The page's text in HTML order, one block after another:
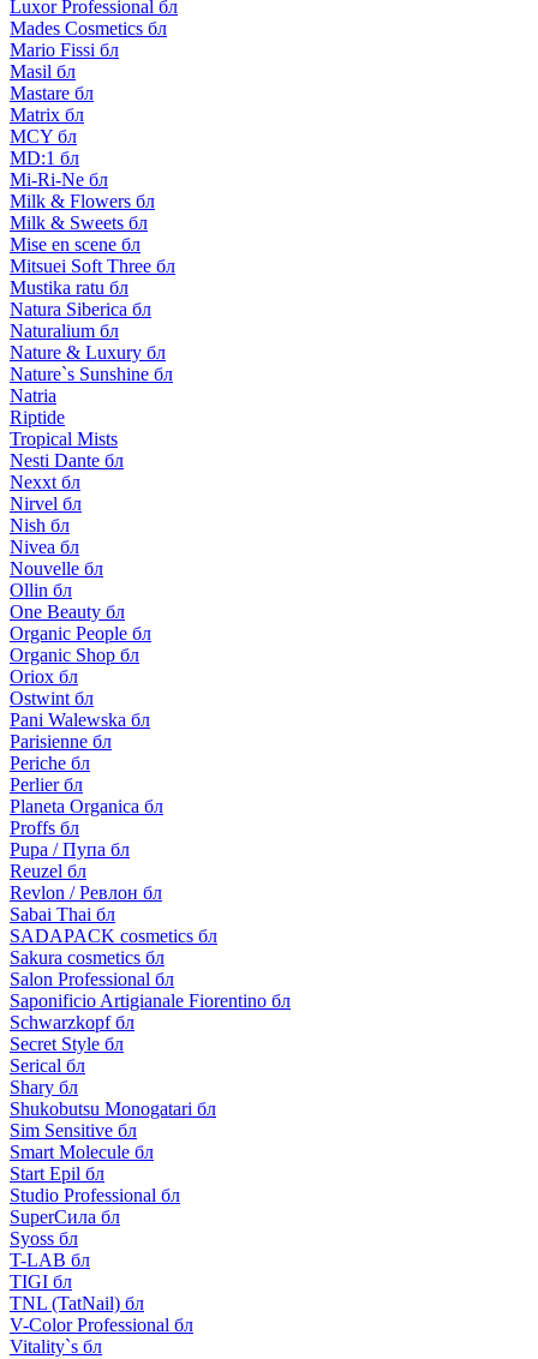
Luxor Professional бл
Mades Cosmetics бл
Mario Fissi бл
Masil бл
Mastare бл
Matrix бл
MCY бл
MD:1 бл
Mi-Ri-Ne бл
Milk & Flowers бл
Milk & Sweets бл
Mise en scene бл
Mitsuei Soft Three бл
Mustika ratu бл
Natura Siberica бл
Naturalium бл
Nature & Luxury бл
Nature`s Sunshine бл
Natria
Riptide
Tropical Mists
Nesti Dante бл
Nexxt бл
Nirvel бл
Nish бл
Nivea бл
Nouvelle бл
Ollin бл
One Beauty бл
Organic People бл
Organic Shop бл
Oriox бл
Ostwint бл
Pani Walewska бл
Parisienne бл
Periche бл
Perlier бл
Planeta Organica бл
Proffs бл
Pupa / Пупа бл
Reuzel бл
Revlon / Ревлон бл
Sabai Thai бл
SADAPACK cosmetics бл
Sakura cosmetics бл
Salon Professional бл
Saponificio Artigianale Fiorentino бл
Schwarzkopf бл
Secret Style бл
Serical бл
Shary бл
Shukobutsu Monogatari бл
Sim Sensitive бл
Smart Molecule бл
Start Epil бл
Studio Professional бл
SuperСила бл
Syoss бл
T-LAB бл
TIGI бл
TNL (TatNail) бл
V-Color Professional бл
Vitality`s бл